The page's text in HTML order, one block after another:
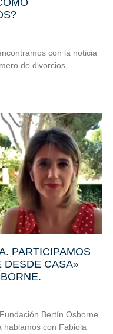
con la noticia
de divorcios,
PARTICIPAMOS
DESDE CASA»
Bertín Osborne
hablamos con Fabiola